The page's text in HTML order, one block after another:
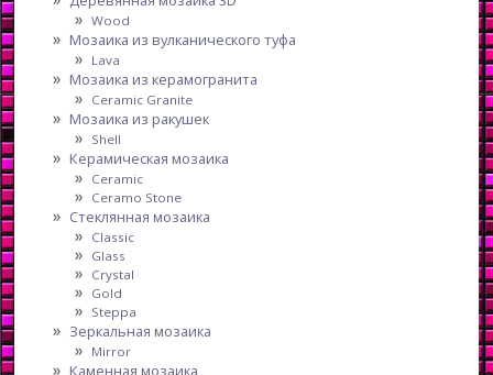
Wood
Мозаика из вулканического туфа
Lava
Мозаика из керамогранита
Ceramic Granite
Мозаика из ракушек
Shell
Керамическая мозаика
Ceramic
Ceramo Stone
Стеклянная мозаика
Classic
Glass
Crystal
Gold
Steppa
Зеркальная мозаика
Mirror
Каменная мозаика